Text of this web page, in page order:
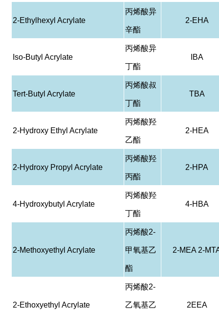
2-Ethylhexyl Acrylate
丙烯酸异
辛酯
2-EHA
Iso-Butyl Acrylate
丙烯酸异
丁酯
IBA
Tert-Butyl Acrylate
丙烯酸叔
丁酯
TBA
2-Hydroxy Ethyl Acrylate
丙烯酸羟
乙酯
2-HEA
2-Hydroxy Propyl Acrylate
丙烯酸羟
丙酯
2-HPA
4-Hydroxybutyl Acrylate
丙烯酸羟
丁酯
4-HBA
2-Methoxyethyl Acrylate
丙烯酸2-
甲氧基乙
酯
2-MEA 2-
2-Ethoxyethyl Acrylate
丙烯酸2-
乙氧基乙 2EEA